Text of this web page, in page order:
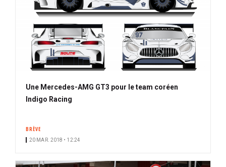
Une Mercedes-AMG GT3 pour le team coréen
Indigo Racing
BRÈVE
20 MAR. 2018 • 12:24